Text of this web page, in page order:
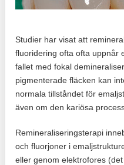
Studier har visat att
fluoridering ofta ofta uppnår
fallet med fokal
pigmenterade fläcken kan
normala tillståndet för
även om den kariösa
Remineraliseringsterapi
och fluorjoner i
eller genom elektrofores